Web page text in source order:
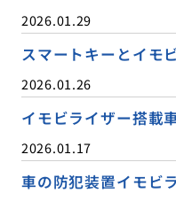
2026.01.29
スマートキーとイモ
2026.01.26
イモビライザー搭載
2026.01.17
車の防犯装置イモビ